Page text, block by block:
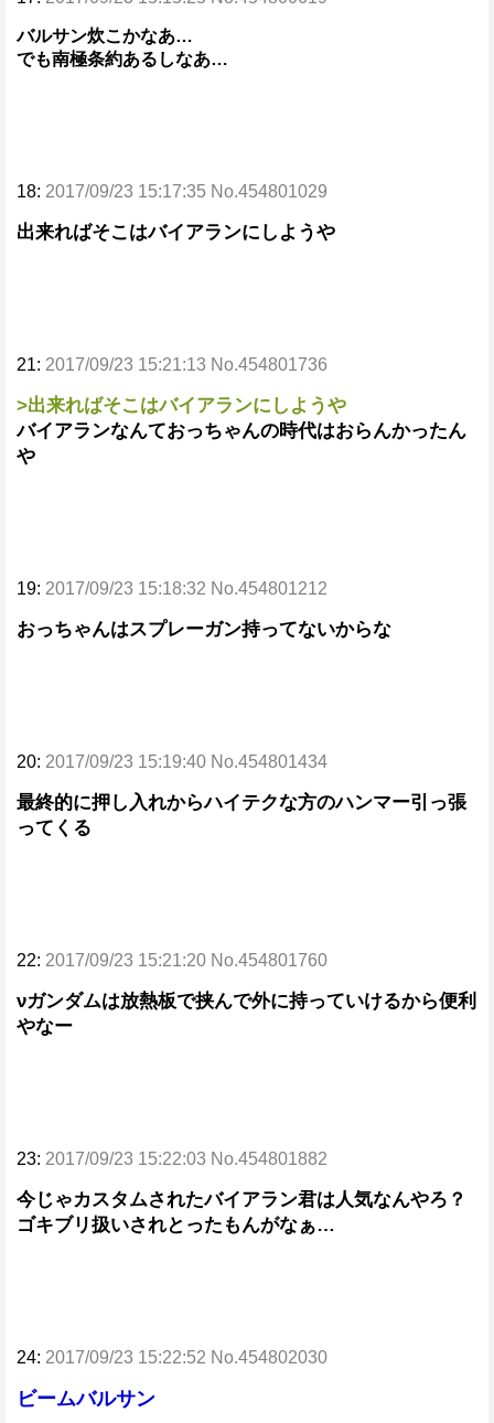
バルサン炊こかなあ…
でも南極条約あるしなあ…
18: 2017/09/23 15:17:35 No.454801029
出来ればそこはバイアランにしようや
21: 2017/09/23 15:21:13 No.454801736
>出来ればそこはバイアランにしようや
バイアランなんておっちゃんの時代はおらんかったん
や
19: 2017/09/23 15:18:32 No.454801212
おっちゃんはスプレーガン持ってないからな
20: 2017/09/23 15:19:40 No.454801434
最終的に押し入れからハイテクな方のハンマー引っ張
ってくる
22: 2017/09/23 15:21:20 No.454801760
νガンダムは放熱板で挟んで外に持っていけるから便利
やなー
23: 2017/09/23 15:22:03 No.454801882
今じゃカスタムされたバイアラン君は人気なんやろ？
ゴキブリ扱いされとったもんがなぁ…
24: 2017/09/23 15:22:52 No.454802030
ビームバルサン